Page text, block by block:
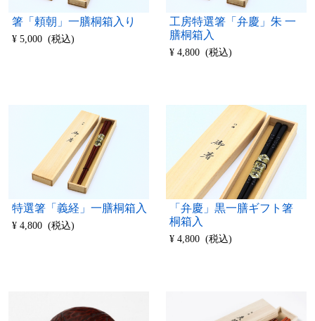
箸「頼朝」一膳桐箱入り
¥ 5,000 (税込)
工房特選箸「弁慶」朱 一
膳桐箱入
¥ 4,800 (税込)
特選箸「義経」一膳桐箱入
¥ 4,800 (税込)
「弁慶」黒一膳ギフト箸
桐箱入
¥ 4,800 (税込)